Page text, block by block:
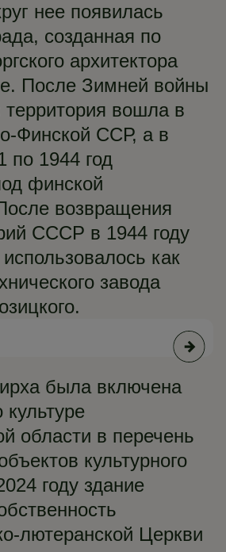
нее появилась
созданная по
архитектора
После Зимней войны
территория вошла в
Финской ССР, а в
по 1944 год
финской
возвращения
СССР в 1944 году
как
завода
была включена
области в перечень
культурного
году здание
лютеранской Церкви